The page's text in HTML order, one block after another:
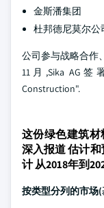
金斯潘集团
杜邦德尼莫尔公
公司参与战略合作
11月,Sika AG
Construction".
这份绿色建筑
深入报道 估计
计 从2018年到
按类型分列的市场